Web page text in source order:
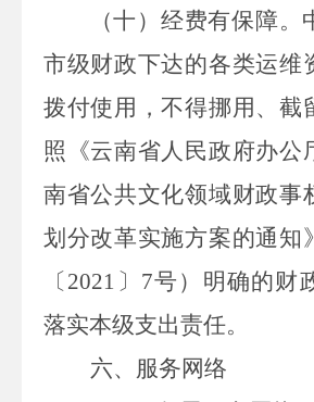
（十）经费有保障。
市级财政下达的各类运维
拨付使用，不得挪用、截
照《云南省人民政府办公
南省公共文化领域财政事
划分改革实施方案的通知
〔 2021 〕 7号）明确的财
落实本级支出责任。
六、服务网络